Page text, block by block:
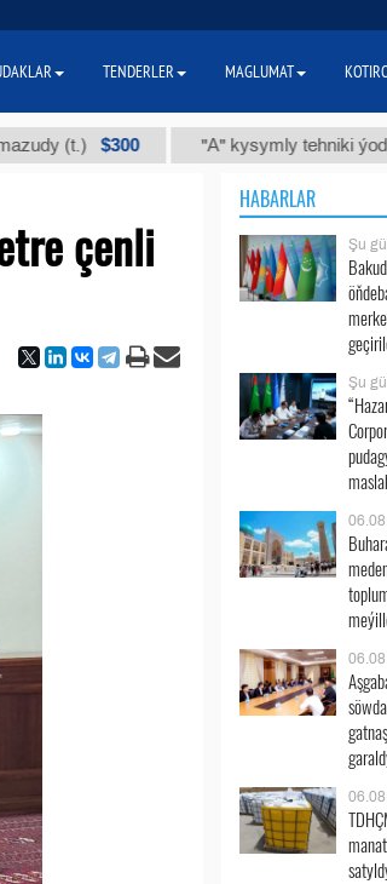
$300 "А" kysymly tehniki ýody (t.)
çenli
HABARLAR
Şu
Şu
TENDERLER MAGLUMAT